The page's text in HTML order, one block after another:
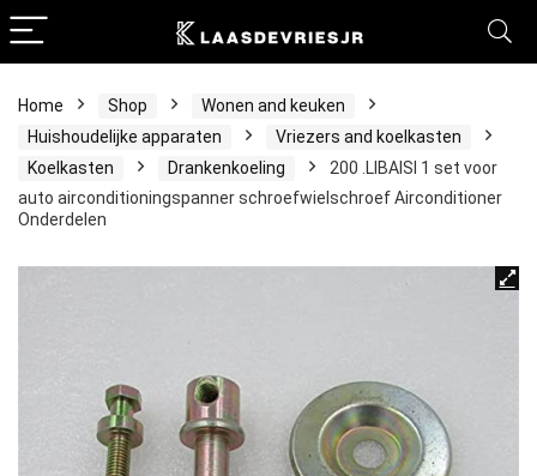
Home Shop
Wonen and keuken
Huishoudelijke apparaten
Vriezers and koelkasten
Koelkasten
Drankenkoeling
200 .LIBAISI 1 set voor
auto airconditioningspanner schroefwielschroef Airconditioner
Onderdelen